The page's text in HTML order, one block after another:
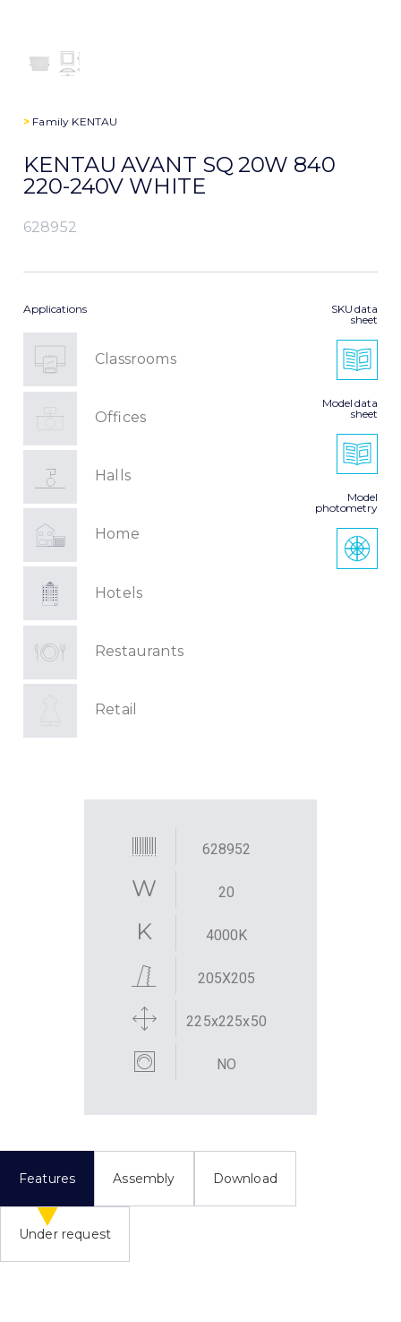
> Family KENTAU
KENTAU AVANT SQ 20W 840
220-240V WHITE
628952
Applications
Classrooms
Offices
Halls
Home
Hotels
Restaurants
Retail
SKU data
sheet
Model data
sheet
Model
photometry
628952
20
4000K
205X205
225x225x50
NO
Features Assembly Download
Under request